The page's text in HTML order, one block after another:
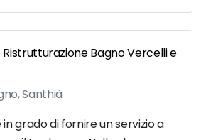
Bagno Vercelli e
Santhià
grado di fornire un servizio a